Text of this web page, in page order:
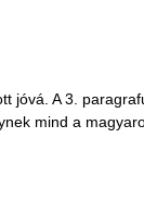
A 3.
mind a